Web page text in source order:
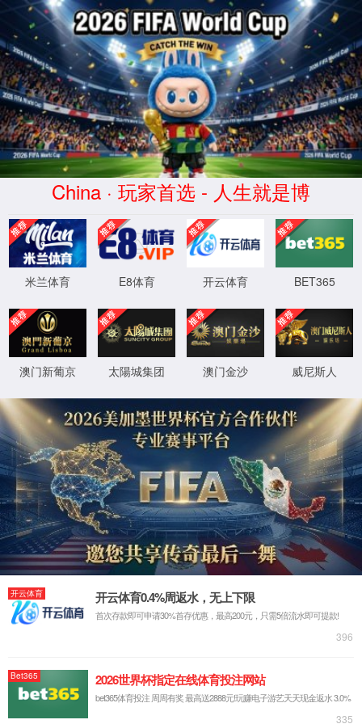
WTS-WAF拦截详情
出现该页面的原因:
1.你的请求是黑客攻击
2.你的请求合法但触发了安全规则,请提交问题反馈
XML 地图